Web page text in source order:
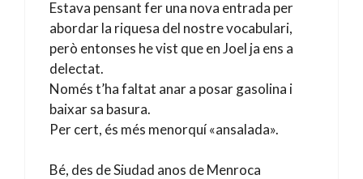
Estava pensant fer una nova entrada per
abordar la riquesa del nostre vocabulari,
però entonses he vist que en Joel ja ens a
delectat.
Només t’ha faltat anar a posar gasolina i
baixar sa basura.
Per cert, és més menorquí «ansalada».
Bé, des de Siudad anos de Menroca